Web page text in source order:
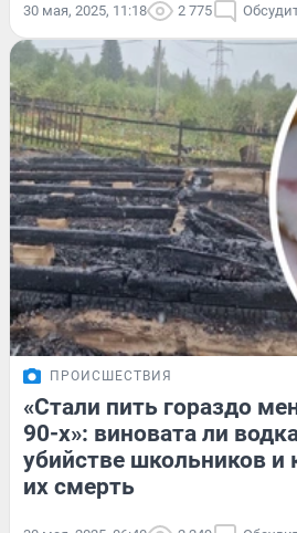
30 мая, 2025, 11:18 2 775
ПРОИСШЕСТВИЯ
«Стали пить гораздо
90-х»: виновата ли
убийстве школьников и
их смерть